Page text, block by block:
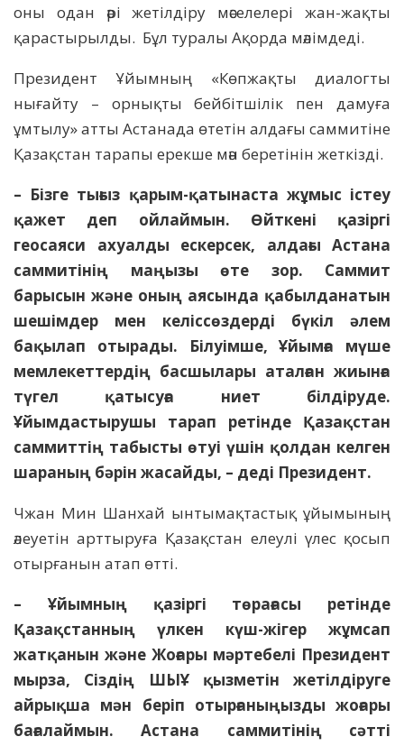
оны одан әрі жетілдіру мәселелері жан-жақты
қарастырылды. Бұл туралы Ақорда мәлімдеді.
Президент Ұйымның «Көпжақты диалогты
нығайту – орнықты бейбітшілік пен дамуға
ұмтылу» атты Астанада өтетін алдағы саммитіне
Қазақстан тарапы ерекше мән беретінін жеткізді.
– Бізге тығыз қарым-қатынаста жұмыс істеу
қажет деп ойлаймын. Өйткені қазіргі
геосаяси ахуалды ескерсек, алдағы Астана
саммитінің маңызы өте зор. Саммит
барысын және оның аясында қабылданатын
шешімдер мен келіссөздерді бүкіл әлем
бақылап отырады. Білуімше, Ұйымға мүше
мемлекеттердің басшылары аталған жиынға
түгел қатысуға ниет білдіруде.
Ұйымдастырушы тарап ретінде Қазақстан
саммиттің табысты өтуі үшін қолдан келген
шараның бәрін жасайды, – деді Президент.
Чжан Мин Шанхай ынтымақтастық ұйымының
әлеуетін арттыруға Қазақстан елеулі үлес қосып
отырғанын атап өтті.
– Ұйымның қазіргі төрағасы ретінде
Қазақстанның үлкен күш-жігер жұмсап
жатқанын және Жоғары мәртебелі Президент
мырза, Сіздің ШЫҰ қызметін жетілдіруге
айрықша мән беріп отырғаныңызды жоғары
бағалаймын. Астана саммитінің сәтті